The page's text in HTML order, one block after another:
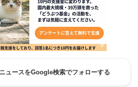
ュースをGoogle検索でフォローする